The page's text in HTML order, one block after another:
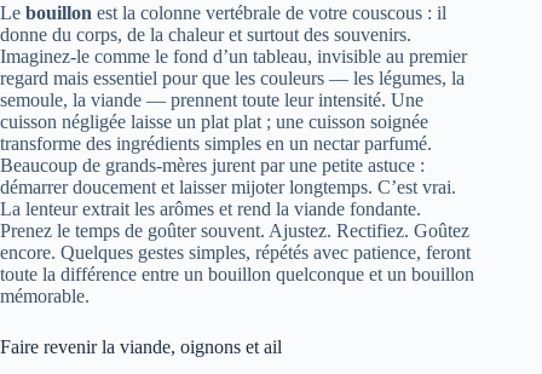
Le bouillon est la colonne vertébrale de votre couscous : il
donne du corps, de la chaleur et surtout des souvenirs.
Imaginez-le comme le fond d’un tableau, invisible au premier
regard mais essentiel pour que les couleurs — les légumes, la
semoule, la viande — prennent toute leur intensité. Une
cuisson négligée laisse un plat plat ; une cuisson soignée
transforme des ingrédients simples en un nectar parfumé.
Beaucoup de grands-mères jurent par une petite astuce :
démarrer doucement et laisser mijoter longtemps. C’est vrai.
La lenteur extrait les arômes et rend la viande fondante.
Prenez le temps de goûter souvent. Ajustez. Rectifiez. Goûtez
encore. Quelques gestes simples, répétés avec patience, feront
toute la différence entre un bouillon quelconque et un bouillon
mémorable.
Faire revenir la viande, oignons et ail